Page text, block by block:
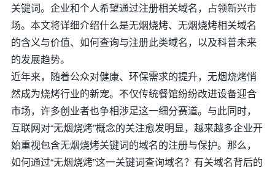
关键词。企业和个人希望通过注册相关域名，占领新兴市
场。本文将详细介绍什么是无烟烧烤、无烟烧烤相关域名
的含义与价值、如何查询与注册此类域名，以及科普未来
的发展趋势。
近年来，随着公众对健康、环保需求的提升，无烟烧烤悄
然成为烧烤行业的新宠。不仅传统餐馆纷纷改进设备迎合
市场，许多创业者也争相涉足这一细分赛道。与此同时，
互联网对“无烟烧烤”概念的关注愈发明显，越来越多企业开
始重视包含无烟烧烤关键词的域名的注册与保护。那么，
如何通过“无烟烧烤”这一关键词查询域名？有关域名背后的